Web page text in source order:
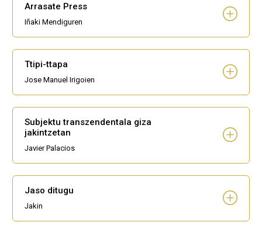
Arrasate Press
Iñaki Mendiguren
Ttipi-ttapa
Jose Manuel Irigoien
Subjektu transzendentala giza
jakintzetan
Javier Palacios
Jaso ditugu
Jakin